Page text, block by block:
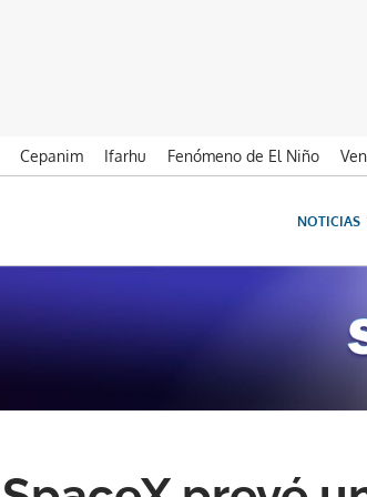
Cepanim Ifarhu Fenómeno de El Niño
NOTICIAS